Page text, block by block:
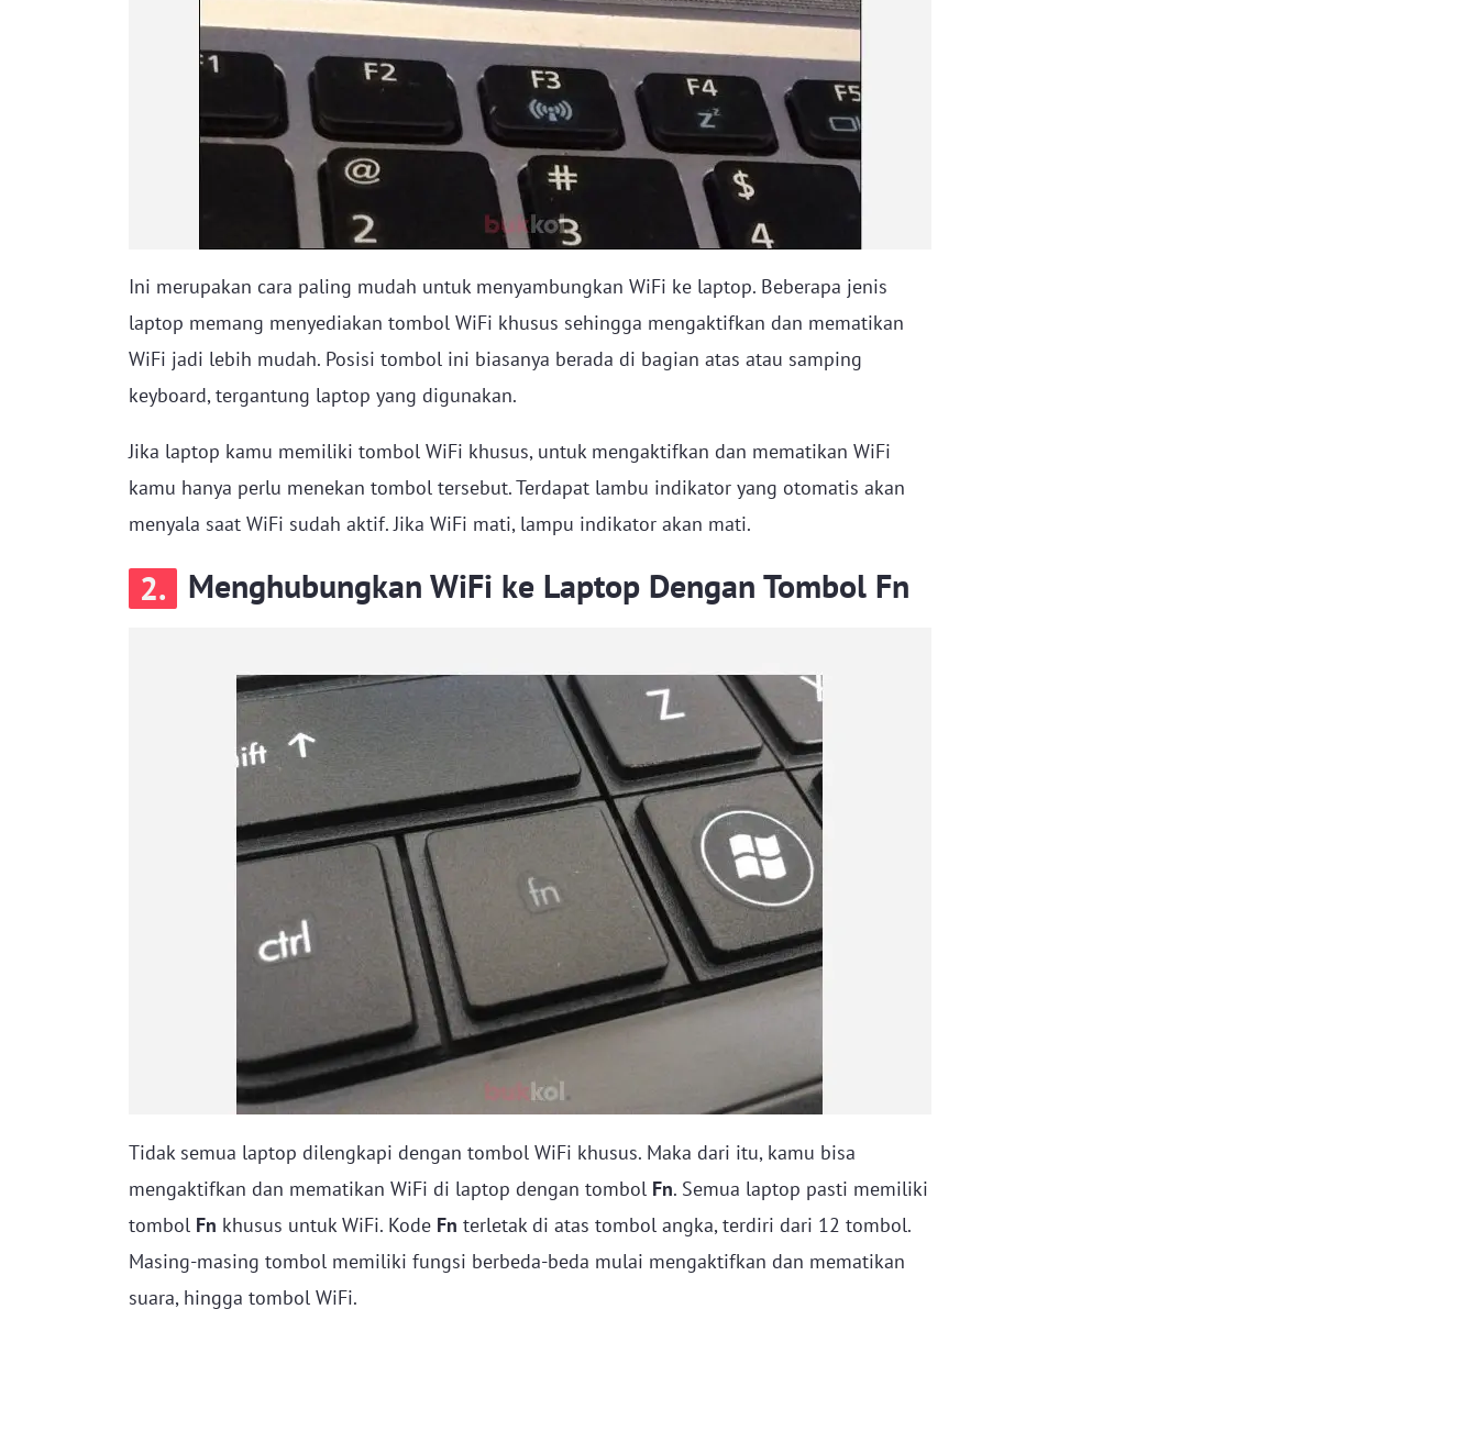
Ini merupakan cara paling mudah untuk menyambungkan WiFi ke laptop. Beberapa jenis
laptop memang menyediakan tombol WiFi khusus sehingga mengaktifkan dan mematikan
WiFi jadi lebih mudah. Posisi tombol ini biasanya berada di bagian atas atau samping
keyboard, tergantung laptop yang digunakan.
Jika laptop kamu memiliki tombol WiFi khusus, untuk mengaktifkan dan mematikan WiFi
kamu hanya perlu menekan tombol tersebut. Terdapat lambu indikator yang otomatis akan
menyala saat WiFi sudah aktif. Jika WiFi mati, lampu indikator akan mati.
2. Menghubungkan WiFi ke Laptop Dengan Tombol Fn
Tidak semua laptop dilengkapi dengan tombol WiFi khusus. Maka dari itu, kamu bisa
mengaktifkan dan mematikan WiFi di laptop dengan tombol Fn. Semua laptop pasti memiliki
tombol Fn khusus untuk WiFi. Kode Fn terletak di atas tombol angka, terdiri dari 12 tombol.
Masing-masing tombol memiliki fungsi berbeda-beda mulai mengaktifkan dan mematikan
suara, hingga tombol WiFi.